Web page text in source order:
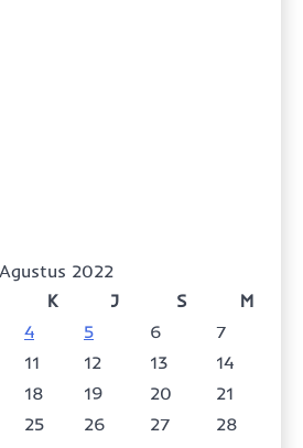
Agustus 2022
K J S
M
4 5 6
7
11 12 13
14
18 19 20
21
25 26 27
28